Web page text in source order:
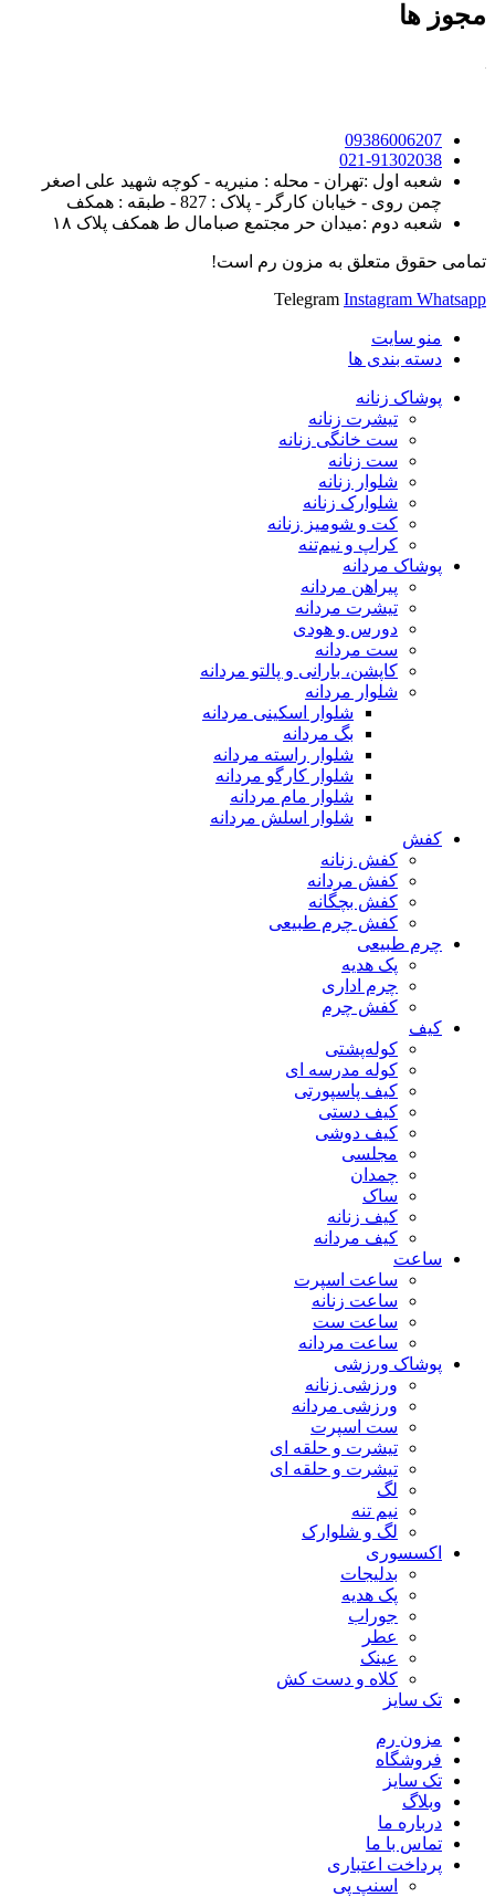
مجوز ها
09386006207
021-91302038
شعبه اول :تهران - محله : منیریه - کوچه شهید علی اصغر
چمن روی - خیابان کارگر - پلاک : 827 - طبقه : همکف
شعبه دوم :میدان حر مجتمع صبامال ط همکف پلاک ۱۸
تمامی حقوق متعلق به مزون رم است!
Telegram Instagram Whatsapp
منو سایت
دسته بندی ها
پوشاک زنانه
تیشرت زنانه
ست خانگی زنانه
ست زنانه
شلوار زنانه
شلوارک زنانه
کت و شومیز زنانه
کراپ و نیم‌تنه
پوشاک مردانه
پیراهن مردانه
تیشرت مردانه
دورس و هودی
ست مردانه
کاپشن، بارانی و پالتو مردانه
شلوار مردانه
شلوار اسکینی مردانه
بگ مردانه
شلوار راسته مردانه
شلوار کارگو مردانه
شلوار مام مردانه
شلوار اسلش مردانه
کفش
کفش زنانه
کفش مردانه
کفش بچگانه
کفش چرم طبیعی
چرم طبیعی
پک هدیه
چرم اداری
کفش چرم
کیف
کوله‌پشتی
کوله مدرسه ای
کیف پاسپورتی
کیف دستی
کیف دوشی
مجلسی
چمدان
ساک
کیف زنانه
کیف مردانه
ساعت
ساعت اسپرت
ساعت زنانه
ساعت ست
ساعت مردانه
پوشاک ورزشی
ورزشی زنانه
ورزشی مردانه
ست اسپرت
تیشرت و حلقه ای
تیشرت و حلقه ای
لگ
نیم تنه
لگ و شلوارک
اکسسوری
بدلیجات
پک هدیه
جوراب
عطر
عینک
کلاه و دست کش
تک سایز
مزون رم
فروشگاه
تک سایز
وبلاگ
درباره ما
تماس با ما
پرداخت اعتباری
اسنپ پی